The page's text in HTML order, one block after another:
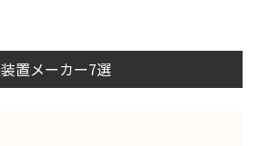
置メーカー7選